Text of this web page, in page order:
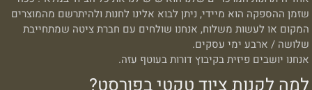
שזמן ההספקה הוא מיידי, ניתן לבוא אלינו לחנות ולהיתרשם מהמוצרים
המקום או לעשות משלוח, אנחנו שולחים עם חברת ציטה שמתחייבת
שלושה / ארבע ימי עסקים.
אנחנו יושבים פיזית בקיבוץ דורות בעוטף עזה.